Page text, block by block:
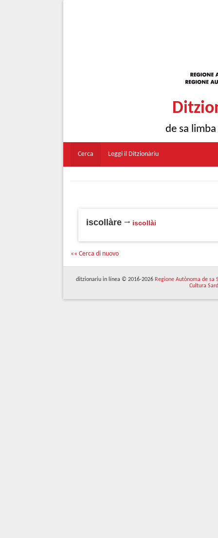
de sa
Cerca Leggi il Ditzionàriu
iscollàre iscollài
«« Cerca di nuovo
ditzionariu in línea © 2016-2026 Regione Autònoma de sa
Cultura